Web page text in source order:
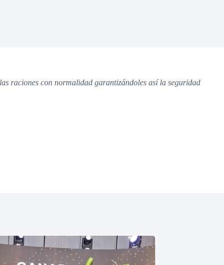
raciones con normalidad garantizándoles así la seguridad